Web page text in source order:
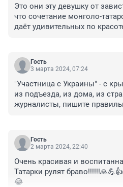
Это они эту девушку от
что сочетание монголо-
даёт удивительных по
тоже были оккупированы
тоже не мало красивых
Гость
3 марта 2024, 07:24
"Участница с Украины" - с
из подъезда, из дома, из
журналисты, пишите
Гость
2 марта 2024, 22:40
Очень красивая и
Татарки рулят
😂